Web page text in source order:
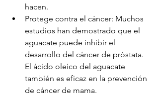
hacen.
Protege contra el cáncer: Muchos
estudios han demostrado que el
aguacate puede inhibir el
desarrollo del cáncer de próstata.
El ácido oleico del aguacate
también es eficaz en la prevención
de cáncer de mama.